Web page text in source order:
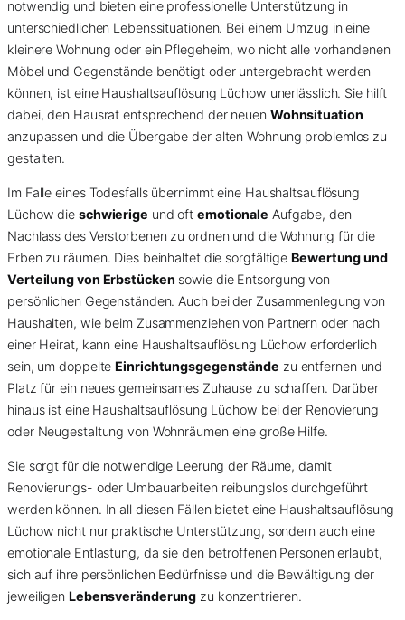
notwendig und bieten eine professionelle Unterstützung in
unterschiedlichen Lebenssituationen. Bei einem Umzug in eine
kleinere Wohnung oder ein Pflegeheim, wo nicht alle vorhandenen
Möbel und Gegenstände benötigt oder untergebracht werden
können, ist eine Haushaltsauflösung Lüchow unerlässlich. Sie hilft
dabei, den Hausrat entsprechend der neuen Wohnsituation
anzupassen und die Übergabe der alten Wohnung problemlos zu
gestalten.
Im Falle eines Todesfalls übernimmt eine Haushaltsauflösung
Lüchow die schwierige und oftemotionale Aufgabe, den
Nachlass des Verstorbenen zu ordnen und die Wohnung für die
Erben zu räumen. Dies beinhaltet die sorgfältigeBewertung und
Verteilung von Erbstücken sowie die Entsorgung von
persönlichen Gegenständen. Auch bei der Zusammenlegung von
Haushalten, wie beim Zusammenziehen von Partnern oder nach
einer Heirat, kann eine Haushaltsauflösung Lüchow erforderlich
sein, um doppelteEinrichtungsgegenstände zu entfernen und
Platz für ein neues gemeinsames Zuhause zu schaffen. Darüber
hinaus ist eine Haushaltsauflösung Lüchow bei der Renovierung
oder Neugestaltung von Wohnräumen eine große Hilfe.
Sie sorgt für die notwendige Leerung der Räume, damit
Renovierungs- oder Umbauarbeiten reibungslos durchgeführt
werden können. In all diesen Fällen bietet eine Haushaltsauflösung
Lüchow nicht nur praktische Unterstützung, sondern auch eine
emotionale Entlastung, da sie den betroffenen Personen erlaubt,
sich auf ihre persönlichen Bedürfnisse und die Bewältigung der
jeweiligen Lebensveränderung zu konzentrieren.